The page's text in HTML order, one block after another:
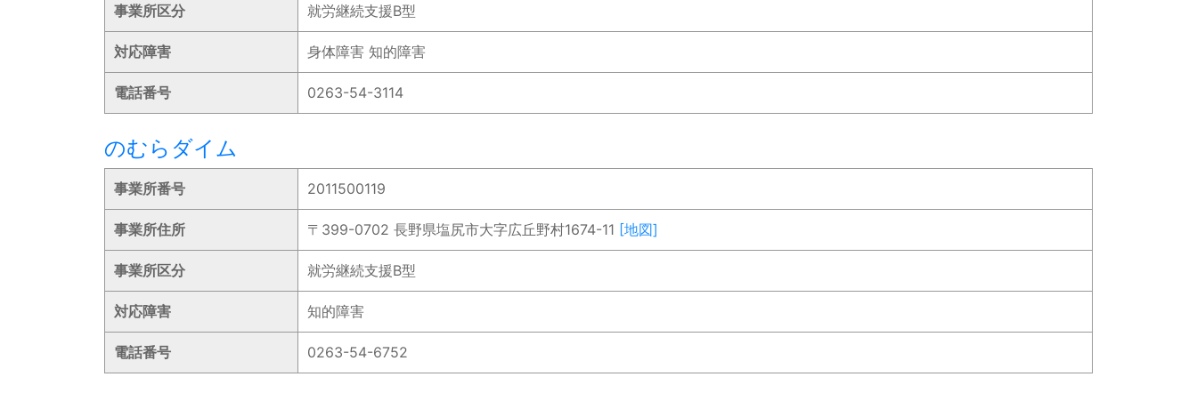
事業所区分 就労継続支援B型
対応障害 身体障害 知的障害
電話番号 0263-54-3114
のむらダイム
事業所番号 2011500119
事業所住所 〒399-0702 長野県塩尻市大字広丘野村1674-11 [地図]
事業所区分 就労継続支援B型
対応障害 知的障害
電話番号 0263-54-6752